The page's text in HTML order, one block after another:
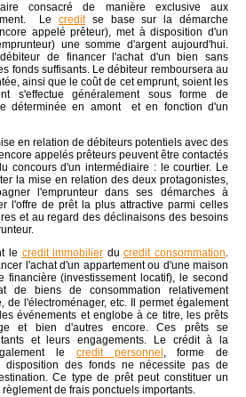
consacré de manière exclusive aux
Le creditse base sur la démarche
appelé prêteur), met à disposition d'un
une somme d'argent aujourd'hui.
de financer l'achat d'un bien sans
fonds suffisants. Le débiteur remboursera au
ainsi que le coût de cet emprunt, soient les
s'effectue généralement sous forme de
déterminée en amont et en fonction d'un
en relation de débiteurs potentiels avec des
appelés prêteurs peuvent être contactés
concours d'un intermédiaire : le courtier. Le
la mise en relation des deux protagonistes,
l'emprunteur dans ses démarches à
l'offre de prêt la plus attractive parmi celles
et au regard des déclinaisons des besoins
le credit immobilier ducredit consommation.
l'achat d'un appartement ou d'une maison
financière (investissement locatif), le second
de biens de consommation relativement
de l'électroménager, etc. Il permet également
événements et englobe à ce titre, les prêts
et bien d'autres encore. Ces prêts se
et leurs engagements. Le crédit à la
le credit personnel , forme de
des fonds ne nécessite pas de
Ce type de prêt peut constituer un
de frais ponctuels importants.